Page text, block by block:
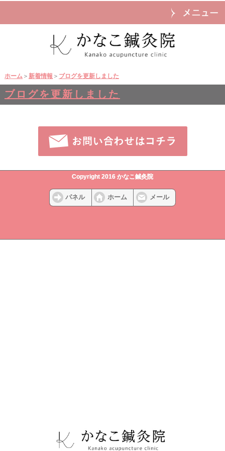
ホーム＞ 新着情報 ＞ ブログを更新しました
ブログを更新しました
Copyright 2016 かなこ鍼灸院
パネル ホーム メール